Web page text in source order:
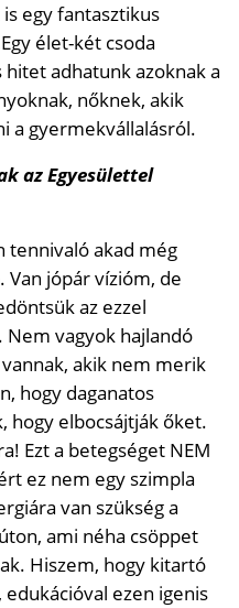
egy fantasztikus
élet-két csoda
adhatunk azoknak a
nőknek, akik
a gyermekvállalásról.
az Egyesülettel
tennivaló akad még
Van jópár vízióm, de
az ezzel
Nem vagyok hajlandó
akik nem merik
hogy daganatos
hogy elbocsájtják őket.
Ezt a betegséget NEM
ez nem egy szimpla
van szükség a
ami néha csöppet
Hiszem, hogy kitartó
ezen igenis